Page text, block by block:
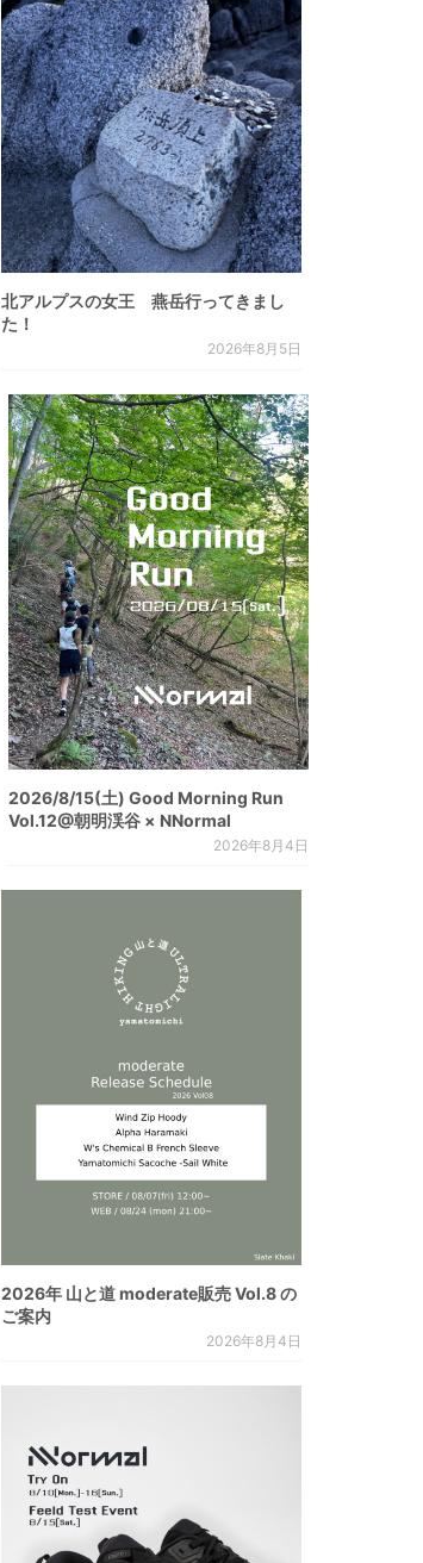
北アルプスの女王 燕岳行ってきまし
た！
2026年8月5日
2026/8/15(土) Good Morning Run
Vol.12@朝明渓谷 × NNormal
2026年8月4日
2026年 山と道 moderate販売 Vol.8 の
ご案内
2026年8月4日